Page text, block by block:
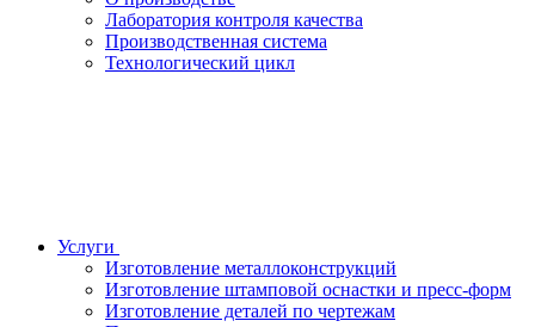
Лаборатория контроля качества
Производственная система
Технологический цикл
Услуги
Изготовление металлоконструкций
Изготовление штамповой оснастки и пресс-форм
Изготовление деталей по чертежам